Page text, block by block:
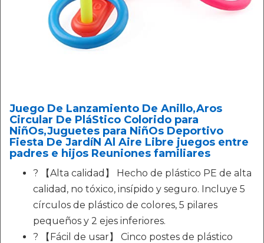
Juego De Lanzamiento De Anillo,Aros
Circular De PláStico Colorido para
NiñOs,Juguetes para NiñOs Deportivo
Fiesta De JardíN Al Aire Libre juegos entre
padres e hijos Reuniones familiares
? 【Alta calidad】 Hecho de plástico PE de alta
calidad, no tóxico, insípido y seguro. Incluye 5
círculos de plástico de colores, 5 pilares
pequeños y 2 ejes inferiores.
? 【Fácil de usar】 Cinco postes de plástico